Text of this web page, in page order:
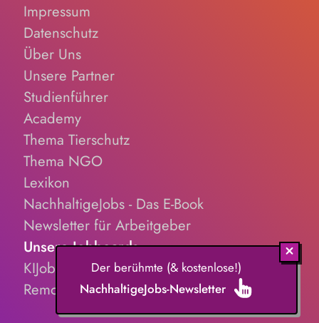
Impressum
Datenschutz
Über Uns
Unsere Partner
Studienführer
Academy
Thema Tierschutz
Thema NGO
Lexikon
NachhaltigeJobs - Das E-Book
Newsletter für Arbeitgeber
Unsere Jobboards
KIJobs.de
RemoteJobs.de
Der berühmte (& kostenlose!)
NachhaltigeJobs-Newsletter